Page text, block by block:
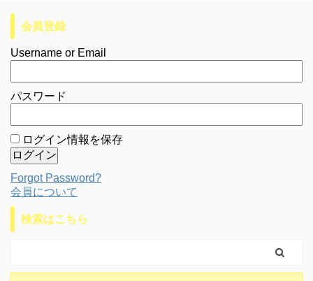
会員登録
Username or Email
パスワード
ログイン情報を保存
Forgot Password?
会員について
検索はこちら